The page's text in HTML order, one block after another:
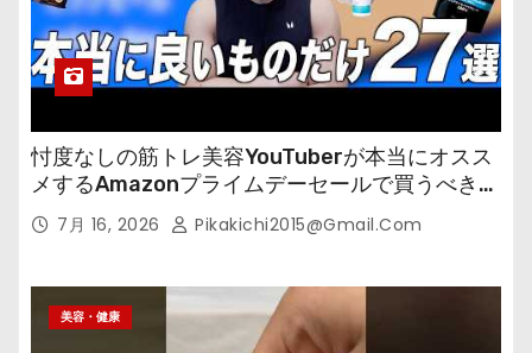
忖度なしの筋トレ美容YouTuberが本当にオスス
メするAmazonプライムデーセールで買うべきも
の 7月 16, 2026 Pikakichi2015@gmail.com
美容・健康